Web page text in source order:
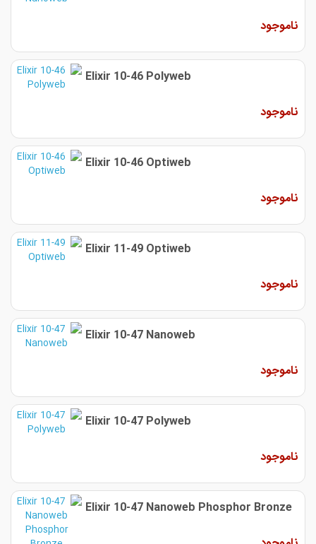
ناموجود
Elixir 10-46 Polyweb
ناموجود
Elixir 10-46 Optiweb
ناموجود
Elixir 11-49 Optiweb
ناموجود
Elixir 10-47 Nanoweb
ناموجود
Elixir 10-47 Polyweb
ناموجود
Elixir 10-47 Nanoweb Phosphor Bronze